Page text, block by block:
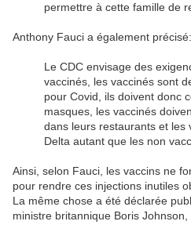
permettre à cette famille de
Anthony Fauci a également précisé:
Le CDC envisage des
vaccinés, les vaccinés sont
pour Covid, ils doivent donc
masques, les vaccinés
dans leurs restaurants et les
Delta autant que les non
Ainsi, selon Fauci, les vaccins ne
pour rendre ces injections inutiles
La même chose a été déclarée
ministre britannique Boris